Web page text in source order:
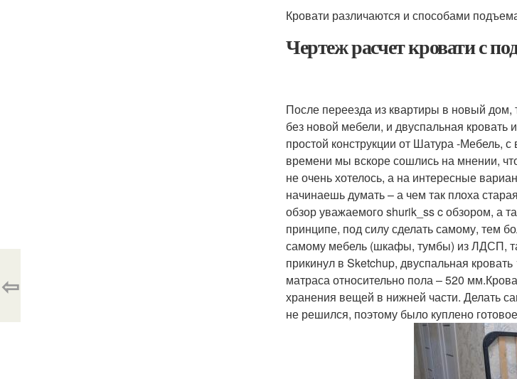
Кровати различаются и способами
Чертеж расчет кровати с
После переезда из квартиры в новый
без новой мебели, и двуспальная
простой конструкции от Шатура -
времени мы вскоре сошлись на мнении,
не очень хотелось, а на интересные
начинаешь думать – а чем так плоха
обзор уважаемого shurik_ss c обзором, а
принципе, под силу сделать самому, тем
самому мебель (шкафы, тумбы) из ЛДСП,
прикинул в Sketchup, двуспальная
матраса относительно пола – 520
хранения вещей в нижней части. Делать
не решился, поэтому было куплено
⇦